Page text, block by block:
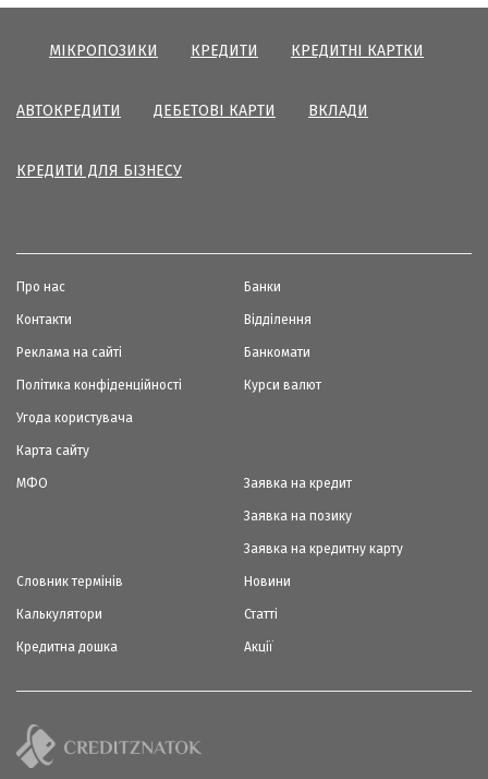
МІКРОПОЗИКИ КРЕДИТИ КРЕДИТНІ КАРТКИ
АВТОКРЕДИТИ ДЕБЕТОВІ КАРТИ ВКЛАДИ
КРЕДИТИ ДЛЯ БІЗНЕСУ
Про нас
Контакти
Реклама на сайті
Політика конфіденційності
Угода користувача
Карта сайту
Банки
Відділення
Банкомати
Курси валют
МФО Заявка на кредит
Заявка на позику
Заявка на кредитну карту
Словник термінів
Калькулятори
Кредитна дошка
Новини
Статті
Акції